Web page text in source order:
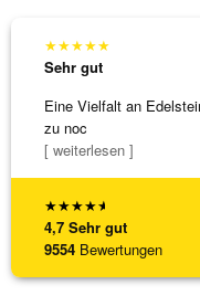
★★★★★
4,7 Sehr gut
9554 Bewertungen
★★★★★
Sehr gut
Eine Vielfalt an
zu noc
[ weiterlesen ]